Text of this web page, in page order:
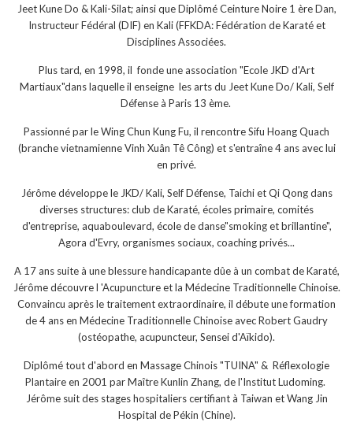
Jeet Kune Do & Kali-Silat; ainsi que Diplômé Ceinture Noire 1 ère Dan,
Instructeur Fédéral (DIF) en Kali (FFKDA: Fédération de Karaté et
Disciplines Associées.
Plus tard, en 1998, il fonde une association "Ecole JKD d'Art
Martiaux"dans laquelle il enseigne les arts du Jeet Kune Do/ Kali, Self
Défense à Paris 13 ème.
Passionné par le Wing Chun Kung Fu, il rencontre Sifu Hoang Quach
(branche vietnamienne Vinh Xuân Tê Công) et s'entraîne 4 ans avec lui
en privé.
Jérôme développe le JKD/ Kali, Self Défense, Taichi et Qi Qong dans
diverses structures: club de Karaté, écoles primaire, comités
d'entreprise, aquaboulevard, école de danse"smoking et brillantine",
Agora d'Evry, organismes sociaux, coaching privés...
A 17 ans suite à une blessure handicapante dûe à un combat de Karaté,
Jérôme découvre l 'Acupuncture et la Médecine Traditionnelle Chinoise.
Convaincu après le traitement extraordinaire, il débute une formation
de 4 ans en Médecine Traditionnelle Chinoise avec Robert Gaudry
(ostéopathe, acupuncteur, Sensei d'Aïkido).
Diplômé tout d'abord en Massage Chinois "TUINA" & Réflexologie
Plantaire en 2001 par Maître Kunlin Zhang, de l'Institut Ludoming.
Jérôme suit des stages hospitaliers certifiant à Taiwan et Wang Jin
Hospital de Pékin (Chine).